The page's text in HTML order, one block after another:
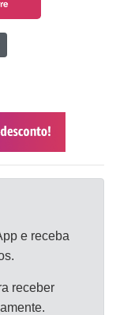
são
e receba
receber